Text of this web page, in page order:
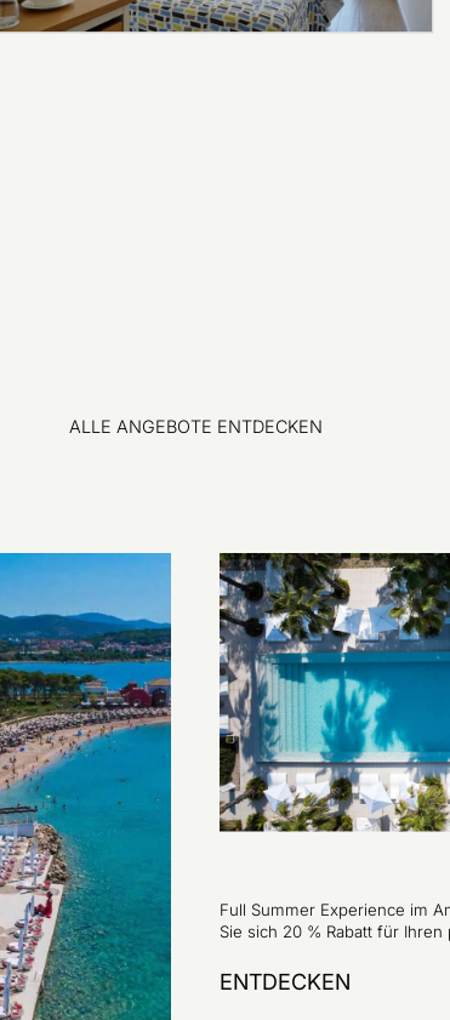
ALLE ANGEBOTE ENTDECKEN
Full Summer Experience im
Sie sich 20 % Rabatt für
ENTDECKEN